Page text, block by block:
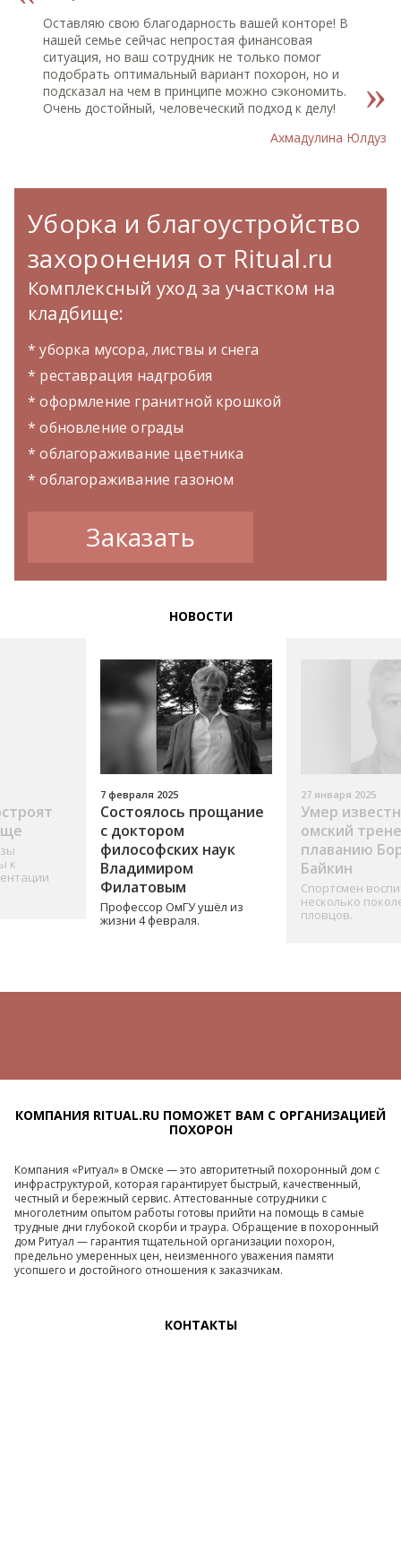
Оставляю свою благодарность вашей конторе! В
нашей семье сейчас непростая финансовая
ситуация, но ваш сотрудник не только помог
подобрать оптимальный вариант похорон, но и
подсказал на чем в принципе можно сэкономить.
Очень достойный, человеческий подход к делу!
Ахмадулина Юлдуз
Уборка и благоустройство
захоронения от Ritual.ru
Комплексный уход за участком на
кладбище:
* уборка мусора, листвы и снега
* реставрация надгробия
* оформление гранитной крошкой
* обновление ограды
* облагораживание цветника
* облагораживание газоном
Заказать
НОВОСТИ
к
7 февраля 2025
Состоялось прощание
с доктором
философских наук
Владимиром
Филатовым
Профессор ОмГУ ушёл из
жизни 4 февраля.
27 января 2025
Умер
омский
плаванию
Байкин
Спортсмен
несколько
пловцов.
КОМПАНИЯ RITUAL.RU ПОМОЖЕТ ВАМ С ОРГАНИЗАЦИЕЙ
ПОХОРОН
Компания «Ритуал» в Омске — это авторитетный похоронный дом с
инфраструктурой, которая гарантирует быстрый, качественный,
честный и бережный сервис. Аттестованные сотрудники с
многолетним опытом работы готовы прийти на помощь в самые
трудные дни глубокой скорби и траура. Обращение в похоронный
дом Ритуал — гарантия тщательной организации похорон,
предельно умеренных цен, неизменного уважения памяти
усопшего и достойного отношения к заказчикам.
КОНТАКТЫ